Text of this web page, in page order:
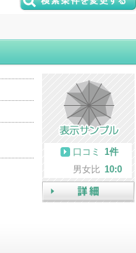
口コミ
1件
男女比 10:0